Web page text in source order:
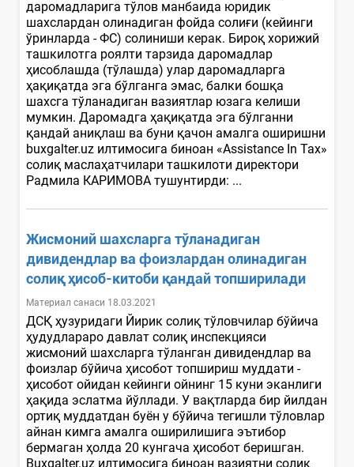
даромадларига тўлов манбаида юридик
шахслардан олинадиган фойда солиғи (кейинги
ўринларда - ФС) солиниши керак. Бироқ хорижий
ташкилотга роялти тарзида даромадлар
ҳисоблашда (тўлашда) улар даромадларга
ҳақиқатда эга бўлганга эмас, балки бошқа
шахсга тўланадиган вазиятлар юзага келиши
мумкин. Даромадга ҳақиқатда эга бўлганни
қандай аниқлаш ва буни қачон амалга оширишни
buxgalter.uz илтимосига биноан «Assistance In Tax»
солиқ маслаҳатчилари ташкилоти директори
Радмила КАРИМОВА тушунтирди: ...
Жисмоний шахсларга тўланадиган
дивидендлар ва фоизлардан олинадиган
солиқ ҳисоб-китоби қандай топширилади
Материал санаси 18.03.2021
ДСҚ ҳузуридаги Йирик солиқ тўловчилар бўйича
ҳудудлараро давлат солиқ инспекцияси
жисмоний шахсларга тўланган дивидендлар ва
фоизлар бўйича ҳисобот топшириш муддати -
ҳисобот ойидан кейинги ойнинг 15 куни эканлиги
ҳақида эслатма йўллади. У вақтларда бир йилдан
ортиқ муддатдан буён у бўйича тегишли тўловлар
айнан кимга амалга оширилишига эътибор
бермаган ҳолда 20 кунгача ҳисобот беришган.
Buxgalter.uz илтимосига биноан вазиятни солиқ